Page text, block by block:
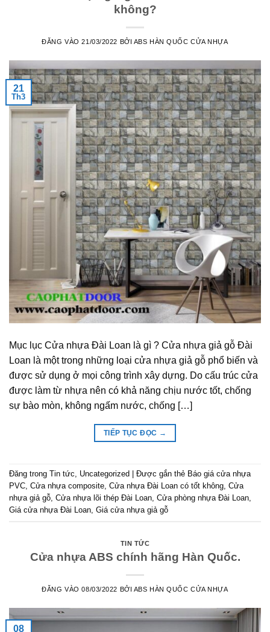
không?
ĐĂNG VÀO21/03/2022 BỞI ABS HÀN QUỐC CỬA NHỰA
21
Th3
Mục lục Cửa nhựa Đài Loan là gì ? Cửa nhựa giả gỗ Đài
Loan là một trong những loại cửa nhựa giả gỗ phổ biến và
được sử dụng ở mọi công trình xây dựng. Do cấu trúc cửa
được làm từ nhựa nên có khả năng chịu nước tốt, chống
sự bào mòn, không ngấm nước, chống […]
TIẾP TỤC ĐỌC →
Đăng trong Tin tức, Uncategorized Được gắn thẻ Báo giá cửa nhựa
PVC, Cửa nhựa composite, Cửa nhựa Đài Loan có tốt không, Cửa
nhựa giả gỗ, Cửa nhựa lõi thép Đài Loan, Cửa phòng nhựa Đài Loan,
Giá cửa nhựa Đài Loan, Giá cửa nhựa giả gỗ
TIN TỨC
Cửa nhựa ABS chính hãng Hàn Quốc.
ĐĂNG VÀO08/03/2022 BỞI ABS HÀN QUỐC CỬA NHỰA
08